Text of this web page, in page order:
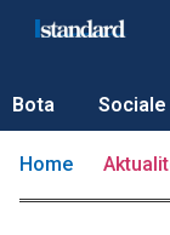
Bota Sociale
Home